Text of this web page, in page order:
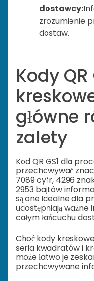
dostawcy:
zrozumienie
dostaw.
Kody
główne
zalety
Kod QR GS1 dla
przechowywać
7089 cyfr, 4296
2953 bajtów
są one idealne dla
udostępniają
całym łańcuchu
Choć kody
seria kwadratów i
może łatwo je
przechowywane